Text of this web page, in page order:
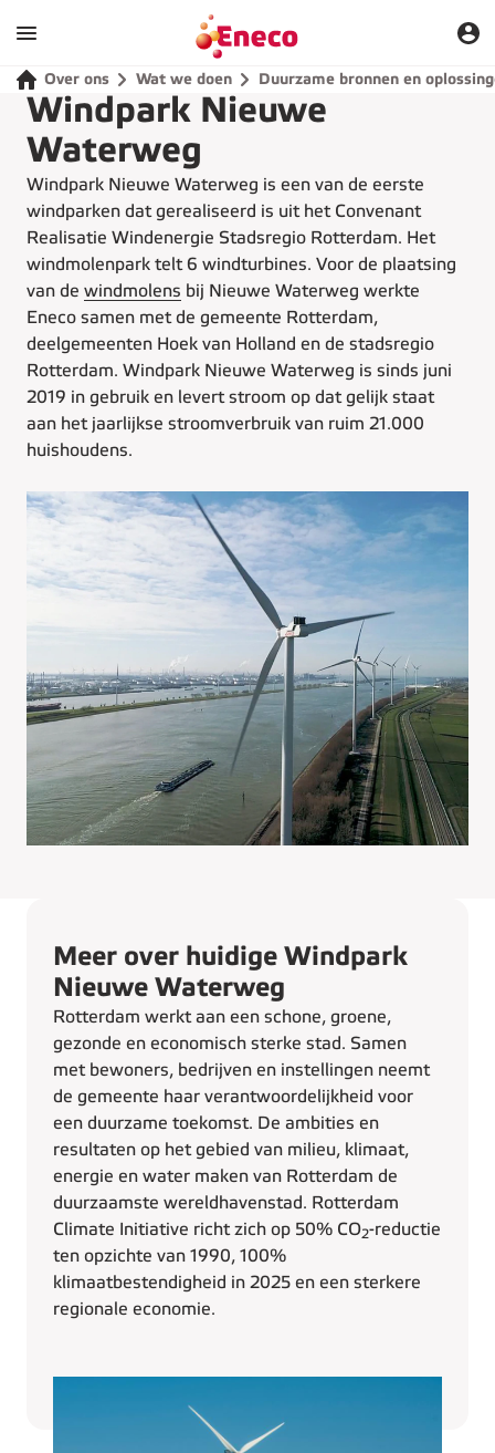
Over ons Wat we doen Duurzame bronnen en
Windpark Nieuwe
Waterweg
Windpark Nieuwe Waterweg is een van de eerste
windparken dat gerealiseerd is uit het Convenant
Realisatie Windenergie Stadsregio Rotterdam. Het
windmolenpark telt 6 windturbines. Voor de plaatsing
van de windmolens bij Nieuwe Waterweg werkte
Eneco samen met de gemeente Rotterdam,
deelgemeenten Hoek van Holland en de stadsregio
Rotterdam. Windpark Nieuwe Waterweg is sinds juni
2019 in gebruik en levert stroom op dat gelijk staat
aan het jaarlijkse stroomverbruik van ruim 21.000
huishoudens.
Meer over huidige Windpark
Nieuwe Waterweg
Rotterdam werkt aan een schone, groene,
gezonde en economisch sterke stad. Samen
met bewoners, bedrijven en instellingen neemt
de gemeente haar verantwoordelijkheid voor
een duurzame toekomst. De ambities en
resultaten op het gebied van milieu, klimaat,
energie en water maken van Rotterdam de
duurzaamste wereldhavenstad. Rotterdam
Climate Initiative richt zich op 50% CO2-reductie
ten opzichte van 1990, 100%
klimaatbestendigheid in 2025 en een sterkere
regionale economie.